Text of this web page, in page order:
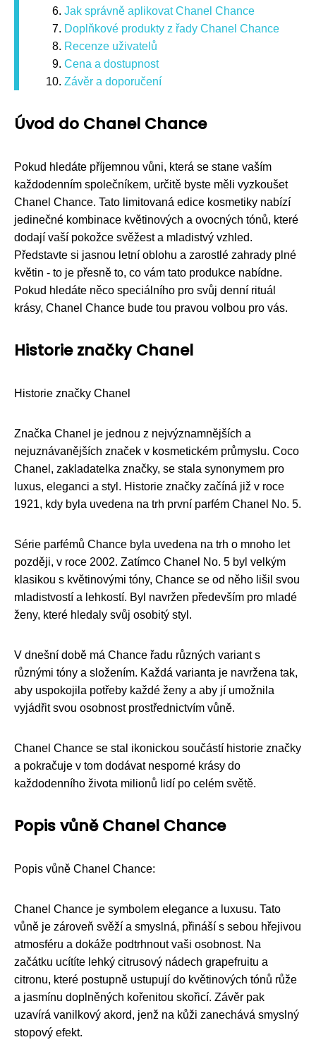
Jak správně aplikovat Chanel Chance
Doplňkové produkty z řady Chanel Chance
Recenze uživatelů
Cena a dostupnost
Závěr a doporučení
Úvod do Chanel Chance
Pokud hledáte příjemnou vůni, která se stane vaším
každodenním společníkem, určitě byste měli vyzkoušet
Chanel Chance. Tato limitovaná edice kosmetiky nabízí
jedinečné kombinace květinových a ovocných tónů, které
dodají vaší pokožce svěžest a mladistvý vzhled.
Představte si jasnou letní oblohu a zarostlé zahrady plné
květin - to je přesně to, co vám tato produkce nabídne.
Pokud hledáte něco speciálního pro svůj denní rituál
krásy, Chanel Chance bude tou pravou volbou pro vás.
Historie značky Chanel
Historie značky Chanel
Značka Chanel je jednou z nejvýznamnějších a
nejuznávanějších značek v kosmetickém průmyslu. Coco
Chanel, zakladatelka značky, se stala synonymem pro
luxus, eleganci a styl. Historie značky začíná již v roce
1921, kdy byla uvedena na trh první parfém Chanel No. 5.
Série parfémů Chance byla uvedena na trh o mnoho let
později, v roce 2002. Zatímco Chanel No. 5 byl velkým
klasikou s květinovými tóny, Chance se od něho lišil svou
mladistvostí a lehkostí. Byl navržen především pro mladé
ženy, které hledaly svůj osobitý styl.
V dnešní době má Chance řadu různých variant s
různými tóny a složením. Každá varianta je navržena tak,
aby uspokojila potřeby každé ženy a aby jí umožnila
vyjádřit svou osobnost prostřednictvím vůně.
Chanel Chance se stal ikonickou součástí historie značky
a pokračuje v tom dodávat nesporné krásy do
každodenního života milionů lidí po celém světě.
Popis vůně Chanel Chance
Popis vůně Chanel Chance:
Chanel Chance je symbolem elegance a luxusu. Tato
vůně je zároveň svěží a smyslná, přináší s sebou hřejivou
atmosféru a dokáže podtrhnout vaši osobnost. Na
začátku ucítíte lehký citrusový nádech grapefruitu a
citronu, které postupně ustupují do květinových tónů růže
a jasmínu doplněných kořenitou skořicí. Závěr pak
uzavírá vanilkový akord, jenž na kůži zanechává smyslný
stopový efekt.